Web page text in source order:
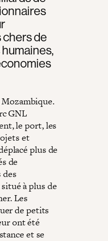
chers de
GNL
le port, les
et
plus de
de
des
à plus de
Les
de petits
ont été
et se